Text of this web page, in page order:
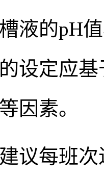
液的pH
设定应
因素。
议每班